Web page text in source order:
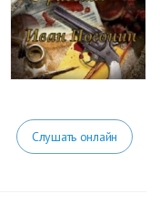
Слушать онлайн